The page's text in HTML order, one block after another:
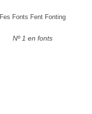
Fes Fonts Fent Fonting
Nº 1 en fonts